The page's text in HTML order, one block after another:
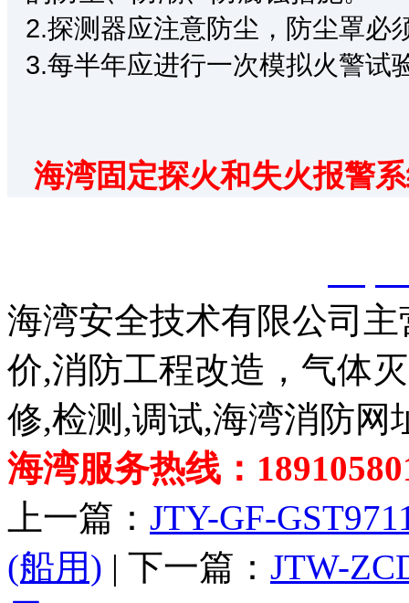
2.探测器应注意防尘，防尘罩必
3.每半年应进行一次模拟火警试
海湾固定探火和失火报警
海湾安全技术有限公司
价,消防工程改造，气体
修,检测,调试,海湾消防网
海湾服务热线：
上一篇： JTY-GF-
(船用) | 下一篇： JTW-